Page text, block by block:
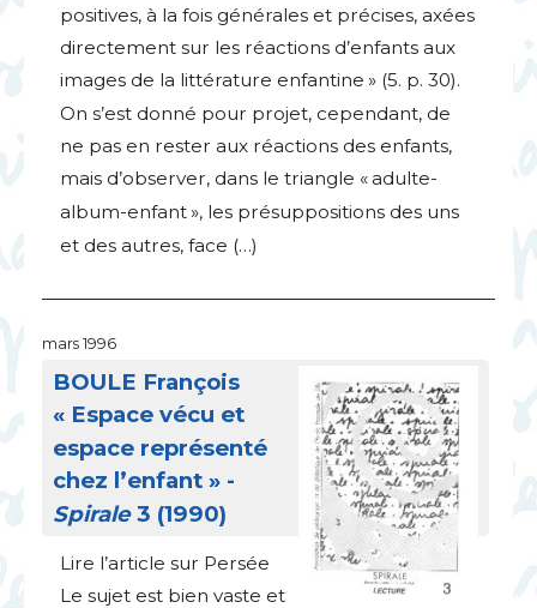
positives, à la fois générales et précises, axées
directement sur les réactions d’enfants aux
images de la littérature enfantine » (5. p. 30).
On s’est donné pour projet, cependant, de
ne pas en rester aux réactions des enfants,
mais d’observer, dans le triangle «adulte-
album-enfant», les présuppositions des uns
et des autres, face (…)
mars 1996
BOULE François
« Espace vécu et
espace représenté
chez l’enfant » -
Spirale3 (1990)
Lire l’article sur Persée
Le sujet est bien vaste et